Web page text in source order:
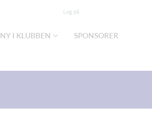
Log på
NY I KLUBBEN SPONSORER